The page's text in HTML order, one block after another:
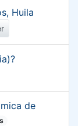
Huila
de